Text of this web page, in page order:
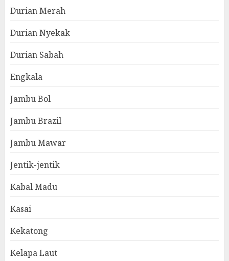
Durian Merah
Durian Nyekak
Durian Sabah
Engkala
Jambu Bol
Jambu Brazil
Jambu Mawar
Jentik-jentik
Kabal Madu
Kasai
Kekatong
Kelapa Laut